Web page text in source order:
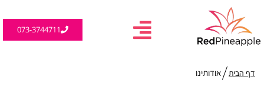
073-3744711
דף הבית אודותינו